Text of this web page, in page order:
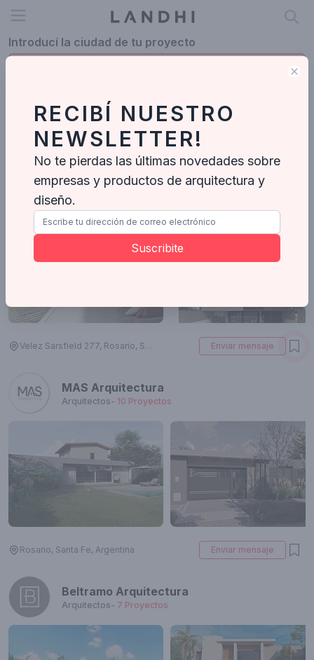
Open menu
Introducí la ciudad de tu proyecto
Profesionales en Rosario
Rosario
Yunta Estudio
Arquitectos
Velez Sarsfield 277, Rosario, Santa Fe, Argentina Enviar mensaje
MAS Arquitectura
Arquitectos- 10 Proyectos
Rosario, Santa Fe, Argentina Enviar mensaje
Beltramo Arquitectura
Arquitectos- 7 Proyectos
RECIBÍ NUESTRO
NEWSLETTER!
No te pierdas las últimas novedades sobre
empresas y productos de arquitectura y
diseño.
Suscribite